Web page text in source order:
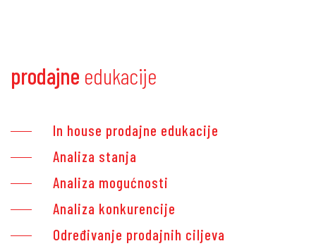
prodajne edukacije
In house prodajne edukacije
Analiza stanja
Analiza mogućnosti
Analiza konkurencije
Određivanje prodajnih ciljeva